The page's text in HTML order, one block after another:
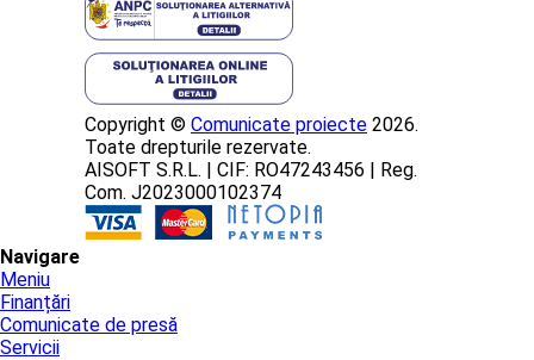
Copyright © Comunicate proiecte 2026.
Toate drepturile rezervate.
AISOFT S.R.L. | CIF: RO47243456 | Reg.
Com. J2023000102374
Navigare
Meniu
Finanțări
Comunicate de presă
Servicii